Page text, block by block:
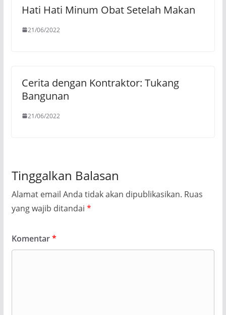
Hati Hati Minum Obat Setelah Makan
21/06/2022
Cerita dengan Kontraktor: Tukang
Bangunan
21/06/2022
Tinggalkan Balasan
Alamat email Anda tidak akan dipublikasikan. Ruas
yang wajib ditandai *
Komentar*